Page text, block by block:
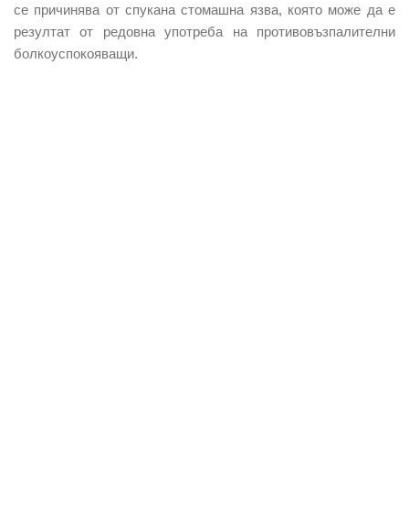
се причинява от спукана стомашна язва, която може да е
резултат от редовна употреба на противовъзпалителни
болкоуспокояващи.